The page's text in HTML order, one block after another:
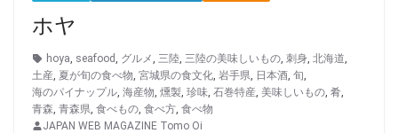
ホヤ
hoya, seafood, グルメ, 三陸, 三陸の美味しいもの, 刺身, 北海道,
土産, 夏が旬の食べ物, 宮城県の食文化, 岩手県, 日本酒, 旬,
海のパイナップル, 海産物, 燻製, 珍味, 石巻特産, 美味しいもの, 肴,
青森, 青森県, 食べもの, 食べ方, 食べ物
JAPAN WEB MAGAZINE Tomo Oi